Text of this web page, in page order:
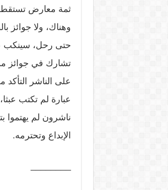
ثمة معارض تستقطب
وهناك، ولا جوائز
حتى رحل، سينكب
تشارك في جوائز من
على الناشر
عبارة لم تكتب
ناشرون لم يهتموا
الإبداع وتحترمه.